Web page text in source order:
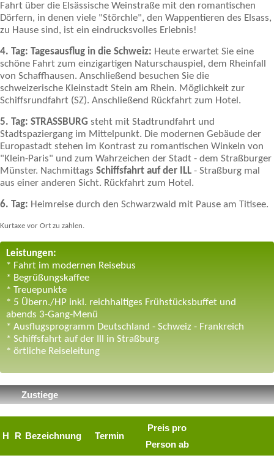
Fahrt über die Elsässische Weinstraße mit den romantischen
Dörfern, in denen viele "Störchle", den Wappentieren des Elsass,
zu Hause sind, ist ein eindrucksvolles Erlebnis!
4. Tag: Tagesausflug in die Schweiz: Heute erwartet Sie eine
schöne Fahrt zum einzigartigen Naturschauspiel, dem Rheinfall
von Schaffhausen. Anschließend besuchen Sie die
schweizerische Kleinstadt Stein am Rhein. Möglichkeit zur
Schiffsrundfahrt (SZ). Anschließend Rückfahrt zum Hotel.
5. Tag: STRASSBURG steht mit Stadtrundfahrt und
Stadtspaziergang im Mittelpunkt. Die modernen Gebäude der
Europastadt stehen im Kontrast zu romantischen Winkeln von
"Klein-Paris" und zum Wahrzeichen der Stadt - dem Straßburger
Münster. Nachmittags Schiffsfahrt auf der ILL - Straßburg mal
aus einer anderen Sicht. Rückfahrt zum Hotel.
6. Tag: Heimreise durch den Schwarzwald mit Pause am Titisee.
Kurtaxe vor Ort zu zahlen.
Leistungen:
* Fahrt im modernen Reisebus
* Begrüßungskaffee
* Treuepunkte
* 5 Übern./HP inkl. reichhaltiges Frühstücksbuffet und
abends 3-Gang-Menü
* Ausflugsprogramm Deutschland - Schweiz - Frankreich
* Schiffsfahrt auf der Ill in Straßburg
* örtliche Reiseleitung
Zustiege
H R Bezeichnung Termin
Preis pro
Person ab